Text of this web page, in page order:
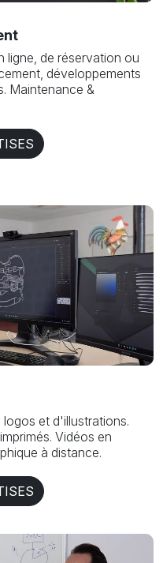
ligne, de réservation ou
développements
Maintenance &
et d'illustrations.
Vidéos en
à distance.